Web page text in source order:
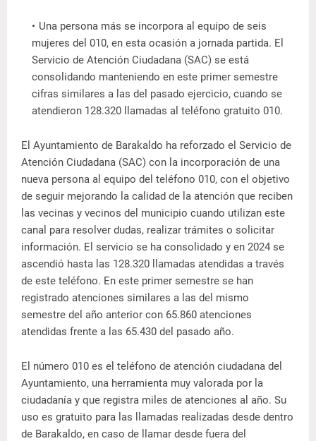
Una persona más se incorpora al equipo de seis
mujeres del 010, en esta ocasión a jornada partida. El
Servicio de Atención Ciudadana (SAC) se está
consolidando manteniendo en este primer semestre
cifras similares a las del pasado ejercicio, cuando se
atendieron 128.320 llamadas al teléfono gratuito 010.
El Ayuntamiento de Barakaldo ha reforzado el Servicio de
Atención Ciudadana (SAC) con la incorporación de una
nueva persona al equipo del teléfono 010, con el objetivo
de seguir mejorando la calidad de la atención que reciben
las vecinas y vecinos del municipio cuando utilizan este
canal para resolver dudas, realizar trámites o solicitar
información. El servicio se ha consolidado y en 2024 se
ascendió hasta las 128.320 llamadas atendidas a través
de este teléfono. En este primer semestre se han
registrado atenciones similares a las del mismo
semestre del año anterior con 65.860 atenciones
atendidas frente a las 65.430 del pasado año.
El número 010 es el teléfono de atención ciudadana del
Ayuntamiento, una herramienta muy valorada por la
ciudadanía y que registra miles de atenciones al año. Su
uso es gratuito para las llamadas realizadas desde dentro
de Barakaldo, en caso de llamar desde fuera del